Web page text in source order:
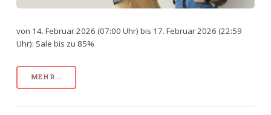
von 14. Februar 2026 (07:00 Uhr) bis 17. Februar 2026 (22:59
Uhr): Sale bis zu 85%
MEHR...